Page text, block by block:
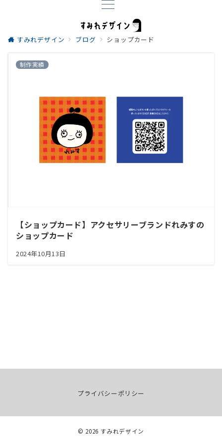
すみれデザイン ブログ ショップカード
制作実績
【ショップカード】アクセサリーブランドれみすの
ショップカード
2024年10月13日
プライバシーポリシー
© 2026 すみれデザイン